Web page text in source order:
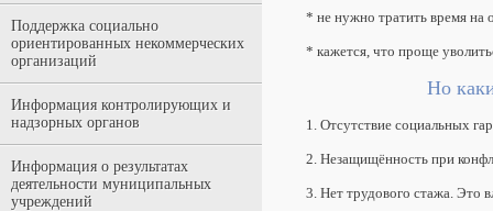
Поддержка социально
ориентированных некоммерческих
организаций
Информация контролирующих и
надзорных органов
Информация о результатах
деятельности муниципальных
учреждений
* не нужно тратить время на
* кажется, что проще
Но
1. Отсутствие социальных
2. Незащищённость при
3. Нет трудового стажа. Это